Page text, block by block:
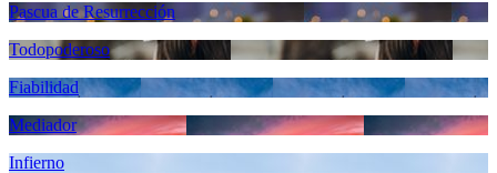
Pascua de Resurrección
Todopoderoso
Fiabilidad
Mediador
Infierno